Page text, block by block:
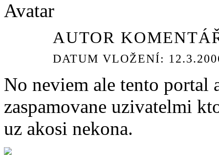
AUTOR
DATUM VLOŽENÍ:
No neviem ale tento portal
zaspamovane uzivatelmi
uz akosi nekona.